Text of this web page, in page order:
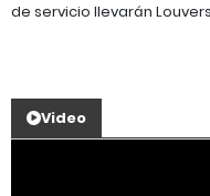
de servicio llevarán
Video